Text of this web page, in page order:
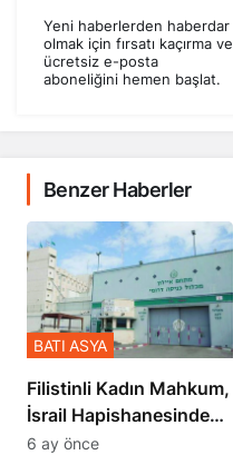
Yeni haberlerden haberdar
olmak için fırsatı kaçırma ve
ücretsiz e-posta
aboneliğini hemen başlat.
Benzer Haberler
Filistinli Kadın Mahkum,
İsrail Hapishanesindeki
Zulmü Anlattı
BATI ASYA
6 ay önce